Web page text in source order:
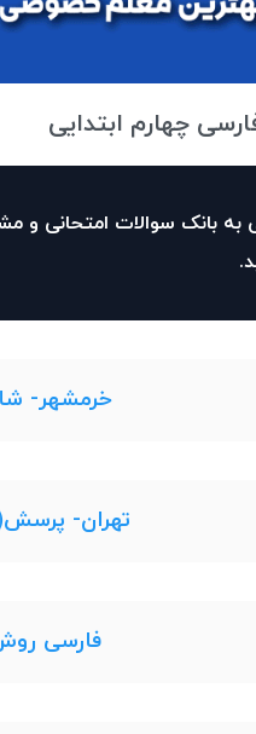
چهارم ابتدایی
به بانک سوالات امتحانی و
خرمشهر- شاهد-
تهران-
فارسی روش